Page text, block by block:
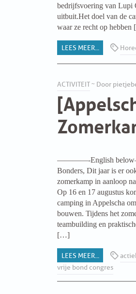
bedrijfsvoering van Lupi
uitbuit.Het doel van de
waar ze recht op
LEES MEER...
ACTIVITEIT~ Door
————-English
Bonders, Dit jaar is er
zomerkamp in aanloop
Op 16 en 17 augustus
camping in Appelscha
bouwen. Tijdens het
teambuilding en
[…]
LEES MEER...
vrije bond congres